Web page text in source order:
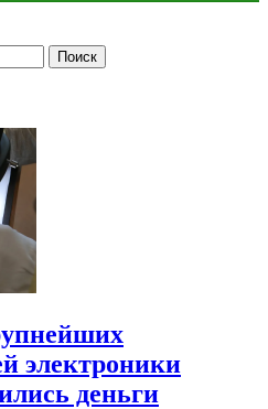
электроники
деньги